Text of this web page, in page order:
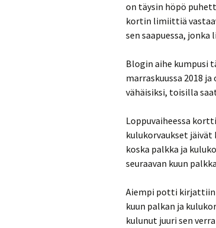
on täysin höpö
kortin limiittiä
sen saapuessa, jonka
Blogin aihe kumpusi
marraskuussa 2018
vähäisiksi, toisilla
Loppuvaiheessa
kulukorvaukset
koska palkka ja
seuraavan kuun
Aiempi potti kirjattiin
kuun palkan ja
kulunut juuri sen